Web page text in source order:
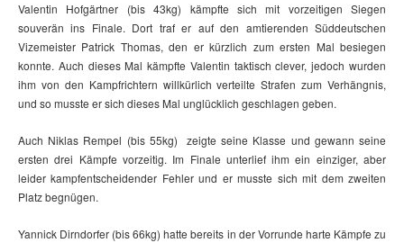
Valentin Hofgärtner (bis 43kg) kämpfte sich mit vorzeitigen Siegen
souverän ins Finale. Dort traf er auf den amtierenden Süddeutschen
Vizemeister Patrick Thomas, den er kürzlich zum ersten Mal besiegen
konnte. Auch dieses Mal kämpfte Valentin taktisch clever, jedoch wurden
ihm von den Kampfrichtern willkürlich verteilte Strafen zum Verhängnis,
und so musste er sich dieses Mal unglücklich geschlagen geben.
Auch Niklas Rempel (bis 55kg) zeigte seine Klasse und gewann seine
ersten drei Kämpfe vorzeitig. Im Finale unterlief ihm ein einziger, aber
leider kampfentscheidender Fehler und er musste sich mit dem zweiten
Platz begnügen.
Yannick Dirndorfer (bis 66kg) hatte bereits in der Vorrunde harte Kämpfe zu